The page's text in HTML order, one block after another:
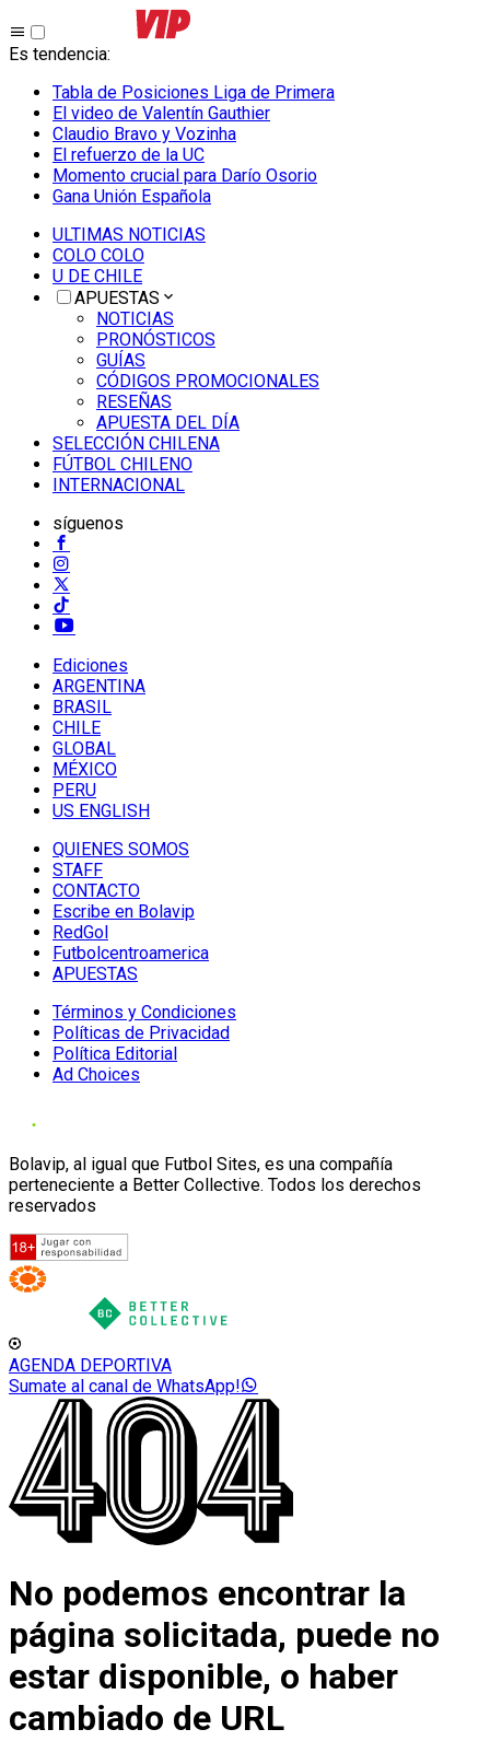
Es tendencia:
Tabla de Posiciones Liga de Primera
El video de Valentín Gauthier
Claudio Bravo y Vozinha
El refuerzo de la UC
Momento crucial para Darío Osorio
Gana Unión Española
ULTIMAS NOTICIAS
COLO COLO
U DE CHILE
APUESTAS
NOTICIAS
PRONÓSTICOS
GUÍAS
CÓDIGOS PROMOCIONALES
RESEÑAS
APUESTA DEL DÍA
SELECCIÓN CHILENA
FÚTBOL CHILENO
INTERNACIONAL
síguenos
Ediciones
ARGENTINA
BRASIL
CHILE
GLOBAL
MÉXICO
PERU
US ENGLISH
QUIENES SOMOS
STAFF
CONTACTO
Escribe en Bolavip
RedGol
Futbolcentroamerica
APUESTAS
Términos y Condiciones
Políticas de Privacidad
Política Editorial
Ad Choices
Bolavip, al igual que Futbol Sites, es una compañía
perteneciente a Better Collective. Todos los derechos
reservados
AGENDA DEPORTIVA
Sumate al canal de WhatsApp!
No podemos encontrar la
página solicitada, puede no
estar disponible, o haber
cambiado de URL